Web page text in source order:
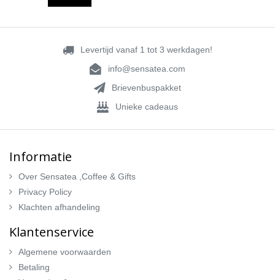
Levertijd vanaf 1 tot 3 werkdagen!
info@sensatea.com
Brievenbuspakket
Unieke cadeaus
Informatie
Over Sensatea ,Coffee & Gifts
Privacy Policy
Klachten afhandeling
Klantenservice
Algemene voorwaarden
Betaling